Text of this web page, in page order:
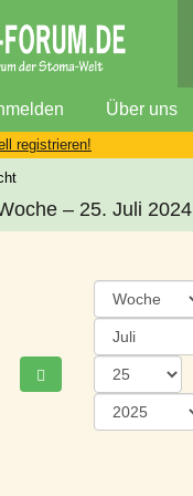
Über uns
registrieren!
– 25. Juli 2024